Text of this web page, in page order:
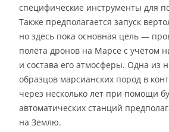
специфические инструменты для
Также предполагается запуск
но здесь пока основная цель —
полёта дронов на Марсе с учётом
и состава его атмосферы. Одна из
образцов марсианских пород в
через несколько лет при помощи
автоматических станций
на Землю.